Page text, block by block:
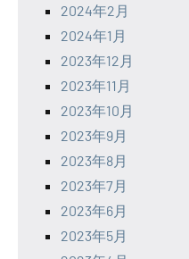
2024年2月
2024年1月
2023年12月
2023年11月
2023年10月
2023年9月
2023年8月
2023年7月
2023年6月
2023年5月